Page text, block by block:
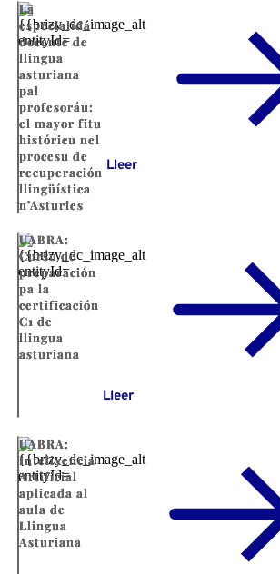
La
especialidá
docente de
llingua
asturiana
pal
profesoráu:
el mayor fitu
históricu nel
procesu de
recuperación
llingüística
n’Asturies
Lleer
UABRA:
Cursu de
preparación
pa la
certificación
C1 de
llingua
asturiana
Lleer
UABRA:
Intelixencia
Artificial
aplicada al
aula de
Llingua
Asturiana